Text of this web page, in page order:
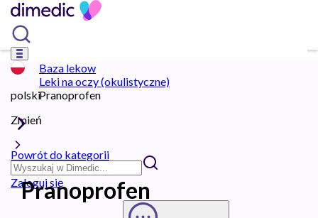
polski
Zmień
Zaloguj się
Baza lekow
Leki na oczy (okulistyczne)
Pranoprofen
Powrót do kategorii
Pranoprofen